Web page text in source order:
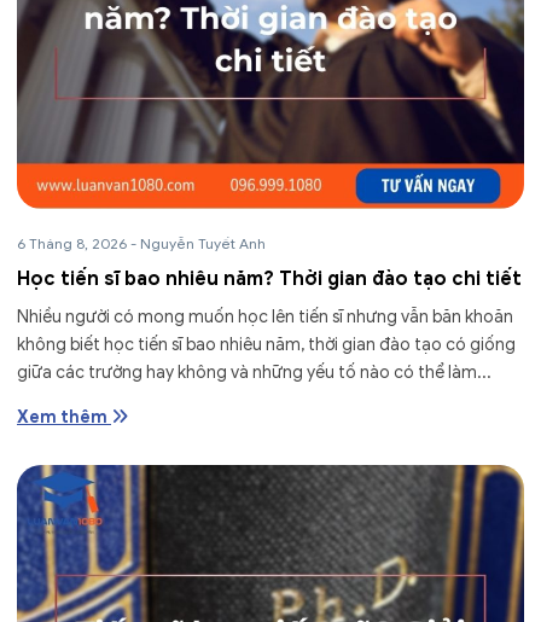
6 Tháng 8, 2026 - Nguyễn Tuyết Anh
Học tiến sĩ bao nhiêu năm? Thời gian đào tạo chi tiết
Nhiều người có mong muốn học lên tiến sĩ nhưng vẫn băn khoăn
không biết học tiến sĩ bao nhiêu năm, thời gian đào tạo có giống
giữa các trường hay không và những yếu tố nào có thể làm...
Xem thêm